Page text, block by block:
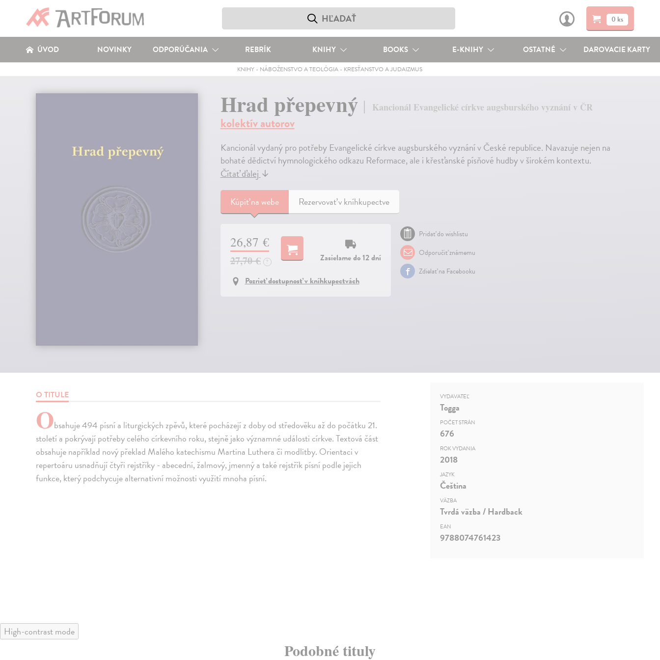
0 ks
ÚVOD NOVINKY ODPORÚČANIA REBRÍK KNIHY BOOKS E-KNIHY OSTATNÉ DAROVACIE KARTY
KNIHY - NÁBOŽENSTVO A TEOLÓGIA - KRESŤANSTVO A JUDAIZMUS
Hrad přepevný Kancionál Evangelické církve augsburského vyznání v ČR
kolektív autorov
Kancionál vydaný pro potřeby Evangelické církve augsburského vyznání v České republice. Navazuje nejen na
bohaté dědictví hymnologického odkazu Reformace, ale i křesťanské písňové hudby v širokém kontextu.
Čítať ďalej↓
Kúpiťna webe Rezervovať v kníhkupectve
26,87 €
27,70 € ?
Zasielame do 12 dní
Pozrieť dostupnosť v kníhkupectvách
Pridať do wishlistu
Odporučiť známemu
Zdielať na Facebooku
O TITULE
Obsahuje 494 písní a liturgických zpěvů, které pocházejí z doby od středověku až do počátku 21.
století a pokrývají potřeby celého církevního roku, stejně jako významné události církve. Textová část
obsahuje například nový překlad Malého katechismu Martina Luthera či modlitby. Orientaci v
repertoáru usnadňují čtyři rejstříky - abecední, žalmový, jmenný a také rejstřík písní podle jejich
funkce, který podchycuje alternativní možnosti využití mnoha písní.
VYDAVATEĽ
Togga
POČET STRÁN
676
ROK VYDANIA
2018
JAZYK
Čeština
VÄZBA
Tvrdá väzba / Hardback
EAN
9788074761423
High-contrast mode
Podobné tituly